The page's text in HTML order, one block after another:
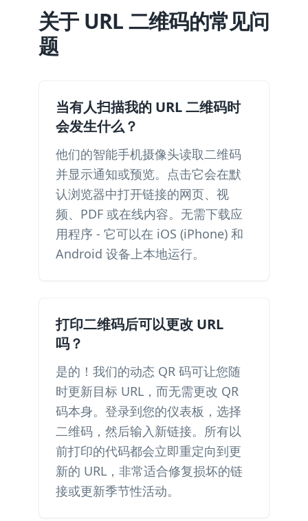
关于 URL 二维码的常见问
题
当有人扫描我的 URL 二维码时
会发生什么？
他们的智能手机摄像头读取二维码
并显示通知或预览。点击它会在默
认浏览器中打开链接的网页、视
频、PDF 或在线内容。无需下载应
用程序 - 它可以在 iOS (iPhone) 和
Android 设备上本地运行。
打印二维码后可以更改 URL
吗？
是的！我们的动态 QR 码可让您随
时更新目标 URL，而无需更改 QR
码本身。登录到您的仪表板，选择
二维码，然后输入新链接。所有以
前打印的代码都会立即重定向到更
新的 URL，非常适合修复损坏的链
接或更新季节性活动。